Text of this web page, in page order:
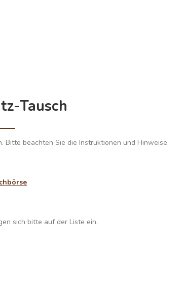
Tausch
Bitte beachten Sie die Instruktionen und Hinweise.
sich bitte auf der Liste ein.